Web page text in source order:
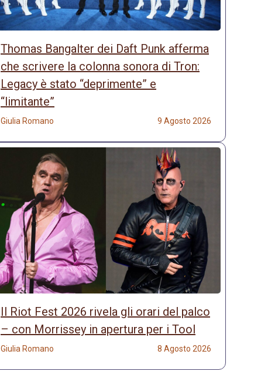
Thomas Bangalter dei Daft Punk afferma
che scrivere la colonna sonora di Tron:
Legacy è stato “deprimente” e
“limitante”
Giulia Romano 9 Agosto 2026
Il Riot Fest 2026 rivela gli orari del palco
– con Morrissey in apertura per i Tool
Giulia Romano 8 Agosto 2026